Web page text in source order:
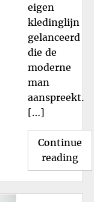
eigen
kledinglijn
gelanceerd
die de
moderne
man
aanspreekt.
[…]
Continue
reading